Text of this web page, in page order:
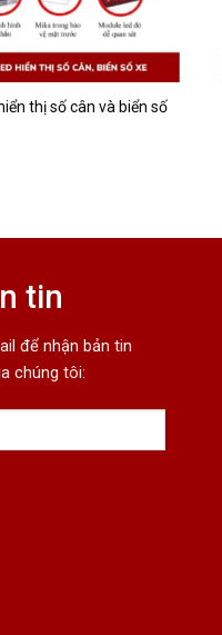
thị số cân và biển số
tin
để nhận bản tin
chúng tôi: